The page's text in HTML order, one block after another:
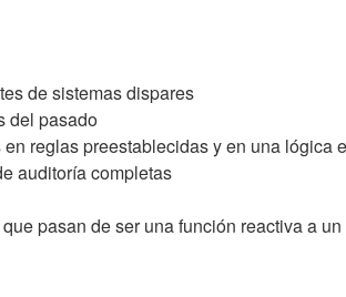
de sistemas dispares
del pasado
reglas preestablecidas y en una lógica
auditoría completas
pasan de ser una función reactiva a